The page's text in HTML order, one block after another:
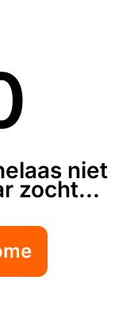
niet
zocht...